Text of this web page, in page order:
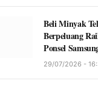
Beli Minyak
Berpeluang
Ponsel
29/07/2026 -